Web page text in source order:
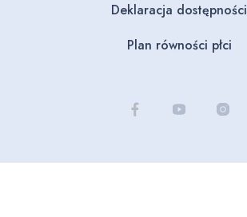
Deklaracja dostępności
Plan równości płci